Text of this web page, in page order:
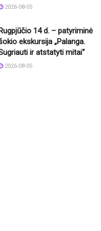
2026-08-05
14 d. – patyriminė
ekskursija „Palanga.
ir atstatyti mitai“
2026-08-05